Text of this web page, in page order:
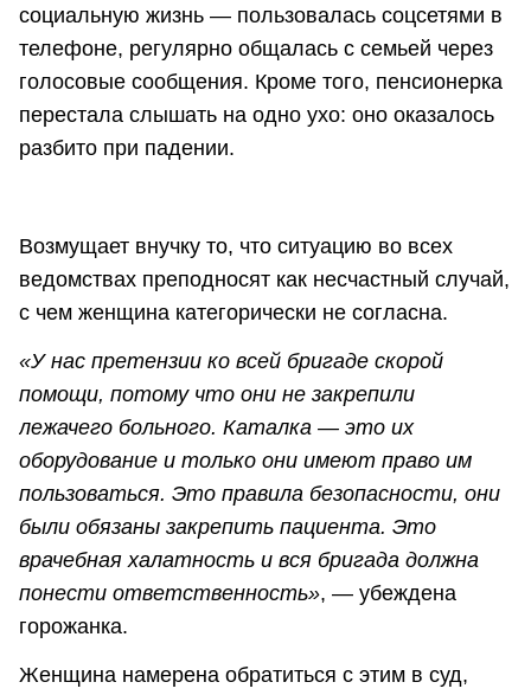
социальную жизнь — пользовалась соцсетями в
телефоне, регулярно общалась с семьей через
голосовые сообщения. Кроме того, пенсионерка
перестала слышать на одно ухо: оно оказалось
разбито при падении.
Возмущает внучку то, что ситуацию во всех
ведомствах преподносят как несчастный случай,
с чем женщина категорически не согласна.
«У нас претензии ко всей бригаде скорой
помощи, потому что они не закрепили
лежачего больного. Каталка — это их
оборудование и только они имеют право им
пользоваться. Это правила безопасности, они
были обязаны закрепить пациента. Это
врачебная халатность и вся бригада должна
понести ответственность», — убеждена
горожанка.
Женщина намерена обратиться с этим в суд,